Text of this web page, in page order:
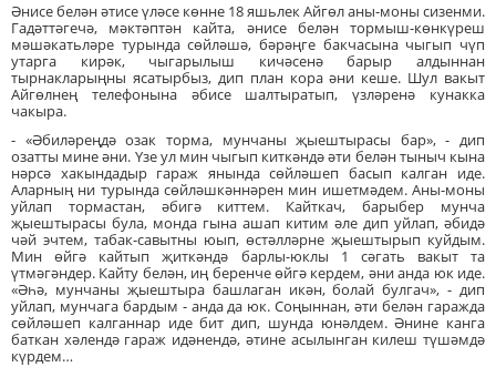
Әнисе белән әтисе үләсе көнне 18 яшьлек Айгөл аны-моны сизенми.
Гадәттәгечә, мәктәптән кайта, әнисе белән тормыш-көнкүреш
мәшәкатьләре турында сөйләшә, бәрәңге бакчасына чыгып чүп
утарга кирәк, чыгарылыш кичәсенә барыр алдыннан
тырнакларыңны ясатырбыз, дип план кора әни кеше. Шул вакыт
Айгөлнең телефонына әбисе шалтыратып, үзләренә кунакка
чакыра.
- «Әбиләреңдә озак торма, мунчаны җыештырасы бар», - дип
озатты мине әни. Үзе ул мин чыгып киткәндә әти белән тыныч кына
нәрсә хакындадыр гараж янында сөйләшеп басып калган иде.
Аларның ни турында сөйләшкәннәрен мин ишетмәдем. Аны-моны
уйлап тормастан, әбигә киттем. Кайткач, барыбер мунча
җыештырасы була, монда гына ашап китим әле дип уйлап, әбидә
чәй эчтем, табак-савытны юып, өстәлләрне җыештырып куйдым.
Мин өйгә кайтып җиткәндә барлы-юклы 1 сәгать вакыт та
үтмәгәндер. Кайту белән, иң беренче өйгә кердем, әни анда юк иде.
«Әһә, мунчаны җыештыра башлаган икән, болай булгач», - дип
уйлап, мунчага бардым - анда да юк. Соңыннан, әти белән гаражда
сөйләшеп калганнар иде бит дип, шунда юнәлдем. Әнине канга
баткан хәлендә гараж идәнендә, әтине асылынган килеш түшәмдә
күрдем…